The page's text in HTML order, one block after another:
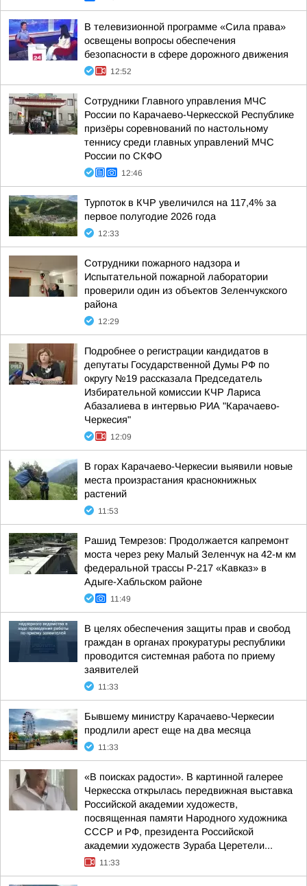
В телевизионной программе «Сила права»
освещены вопросы обеспечения
безопасности в сфере дорожного движения
12:52
Сотрудники Главного управления МЧС
России по Карачаево-Черкесской Республике
призёры соревнований по настольному
теннису среди главных управлений МЧС
России по СКФО
12:46
Турпоток в КЧР увеличился на 117,4% за
первое полугодие 2026 года
12:33
Сотрудники пожарного надзора и
Испытательной пожарной лаборатории
проверили один из объектов Зеленчукского
района
12:29
Подробнее о регистрации кандидатов в
депутаты Государственной Думы РФ по
округу №19 рассказала Председатель
Избирательной комиссии КЧР Лариса
Абазалиева в интервью РИА "Карачаево-
Черкесия"
12:09
В горах Карачаево-Черкесии выявили новые
места произрастания краснокнижных
растений
11:53
Рашид Темрезов: Продолжается капремонт
моста через реку Малый Зеленчук на 42-м км
федеральной трассы Р-217 «Кавказ» в
Адыге-Хабльском районе
11:49
В целях обеспечения защиты прав и свобод
граждан в органах прокуратуры республики
проводится системная работа по приему
заявителей
11:33
Бывшему министру Карачаево-Черкесии
продлили арест еще на два месяца
11:33
«В поисках радости». В картинной галерее
Черкесска открылась передвижная выставка
Российской академии художеств,
посвященная памяти Народного художника
СССР и РФ, президента Российской
академии художеств Зураба Церетели...
11:33